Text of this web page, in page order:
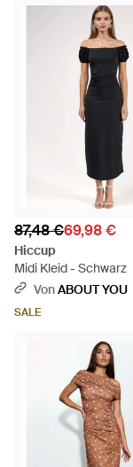
87,48 €69,98 €
Hiccup
Midi Kleid - Schwarz
VonABOUT YOU
SALE